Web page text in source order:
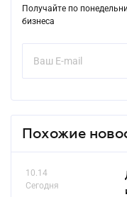
Получайте по
бизнеса
Похожие
10.14
Сегодня